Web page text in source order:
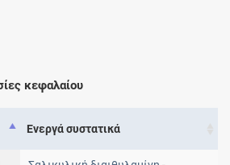
κεφαλαίου
Ενεργά συστατικά